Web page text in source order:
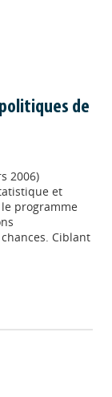
de
2006)
et
programme
Ciblant